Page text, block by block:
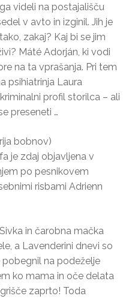
videli na postajališču
v avto in izginil. Jih je
zakaj? Kaj bi se jim
Máté Adorján, ki vodi
na ta vprašanja. Pri tem
psihiatrinja Laura
profil storilca – ali
preseneti …
bobnov)
je zdaj objavljena v
po pesnikovem
risbami Adrienn
in čarobna mačka
a Lavenderini dnevi so
na podeželje
ko mama in oče delata
zaprto! Toda